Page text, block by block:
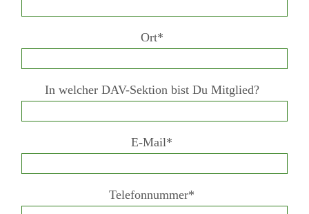
Ort*
In welcher DAV-Sektion bist Du Mitglied?
E-Mail*
Telefonnummer*